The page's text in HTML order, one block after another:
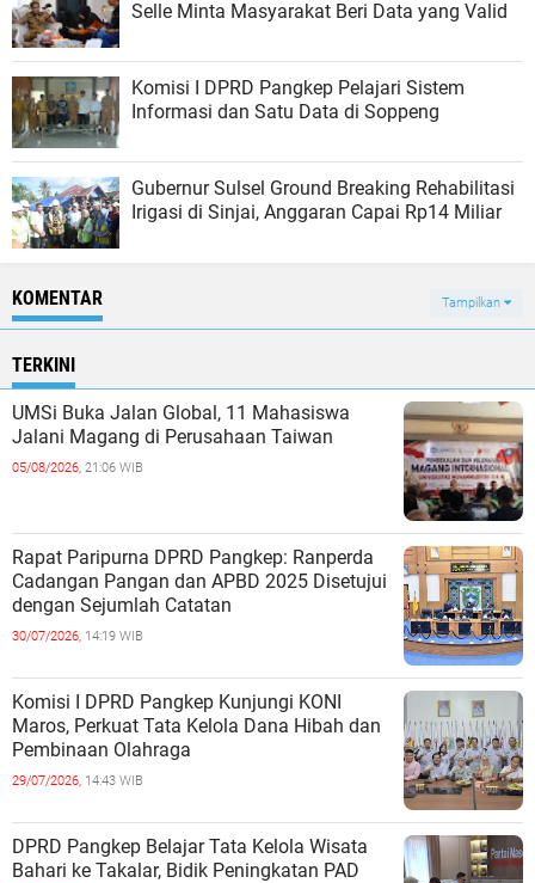
Selle Minta Masyarakat Beri Data yang Valid
Komisi I DPRD Pangkep Pelajari Sistem
Informasi dan Satu Data di Soppeng
Gubernur Sulsel Ground Breaking Rehabilitasi
Irigasi di Sinjai, Anggaran Capai Rp14 Miliar
KOMENTAR Tampilkan
TERKINI
UMSi Buka Jalan Global, 11 Mahasiswa
Jalani Magang di Perusahaan Taiwan
05/08/2026, 21:06 WIB
Rapat Paripurna DPRD Pangkep: Ranperda
Cadangan Pangan dan APBD 2025 Disetujui
dengan Sejumlah Catatan
30/07/2026, 14:19 WIB
Komisi I DPRD Pangkep Kunjungi KONI
Maros, Perkuat Tata Kelola Dana Hibah dan
Pembinaan Olahraga
29/07/2026, 14:43 WIB
DPRD Pangkep Belajar Tata Kelola Wisata
Bahari ke Takalar, Bidik Peningkatan PAD